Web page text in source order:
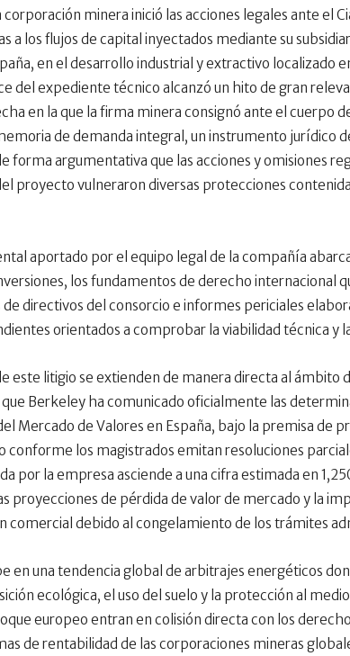
corporación minera inició las acciones legales ante el
a los flujos de capital inyectados mediante su
en el desarrollo industrial y extractivo localizado
del expediente técnico alcanzó un hito de gran
en la que la firma minera consignó ante el cuerpo
de demanda integral, un instrumento jurídico
forma argumentativa que las acciones y omisiones
proyecto vulneraron diversas protecciones
aportado por el equipo legal de la compañía
los fundamentos de derecho internacional
directivos del consorcio e informes periciales
orientados a comprobar la viabilidad técnica y
este litigio se extienden de manera directa al ámbito
Berkeley ha comunicado oficialmente las
Mercado de Valores en España, bajo la premisa de
conforme los magistrados emitan resoluciones
por la empresa asciende a una cifra estimada en
proyecciones de pérdida de valor de mercado y la
comercial debido al congelamiento de los trámites
en una tendencia global de arbitrajes energéticos
ecológica, el uso del suelo y la protección al
europeo entran en colisión directa con los
de rentabilidad de las corporaciones mineras